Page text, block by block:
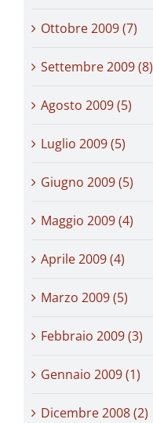
Ottobre 2009 (7)
Settembre 2009 (8)
Agosto 2009 (5)
Luglio 2009 (5)
Giugno 2009 (5)
Maggio 2009 (4)
Aprile 2009 (4)
Marzo 2009 (5)
Febbraio 2009 (3)
Gennaio 2009 (1)
Dicembre 2008 (2)